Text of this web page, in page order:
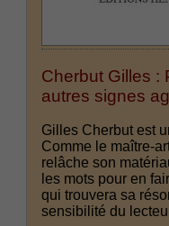
Cherbut Gilles :
autres signes
Gilles Cherbut est
Comme le maître-
relâche son
les mots pour en
qui trouvera sa
sensibilité du